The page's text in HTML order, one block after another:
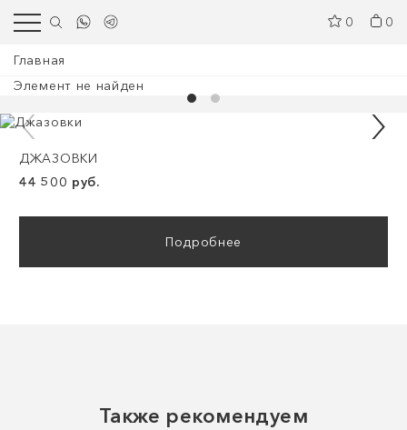
0 0
Главная
Элемент не найден
ДЖАЗОВКИ
44 500 руб.
Подробнее
Также рекомендуем